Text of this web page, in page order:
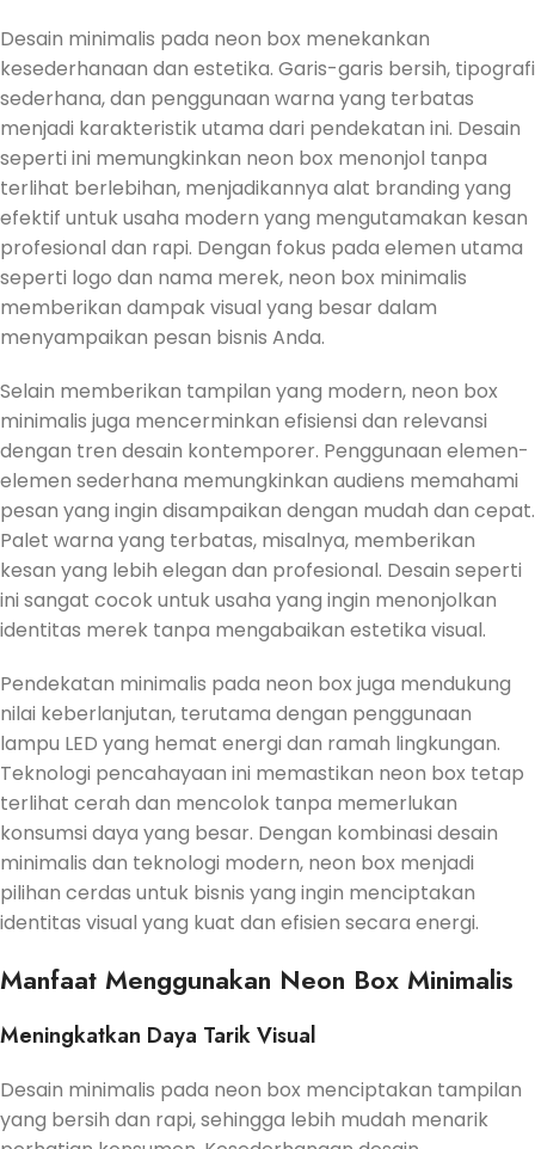
Desain minimalis pada neon box menekankan
kesederhanaan dan estetika. Garis-garis bersih, tipografi
sederhana, dan penggunaan warna yang terbatas
menjadi karakteristik utama dari pendekatan ini. Desain
seperti ini memungkinkan neon box menonjol tanpa
terlihat berlebihan, menjadikannya alat branding yang
efektif untuk usaha modern yang mengutamakan kesan
profesional dan rapi. Dengan fokus pada elemen utama
seperti logo dan nama merek, neon box minimalis
memberikan dampak visual yang besar dalam
menyampaikan pesan bisnis Anda.
Selain memberikan tampilan yang modern, neon box
minimalis juga mencerminkan efisiensi dan relevansi
dengan tren desain kontemporer. Penggunaan elemen-
elemen sederhana memungkinkan audiens memahami
pesan yang ingin disampaikan dengan mudah dan cepat.
Palet warna yang terbatas, misalnya, memberikan
kesan yang lebih elegan dan profesional. Desain seperti
ini sangat cocok untuk usaha yang ingin menonjolkan
identitas merek tanpa mengabaikan estetika visual.
Pendekatan minimalis pada neon box juga mendukung
nilai keberlanjutan, terutama dengan penggunaan
lampu LED yang hemat energi dan ramah lingkungan.
Teknologi pencahayaan ini memastikan neon box tetap
terlihat cerah dan mencolok tanpa memerlukan
konsumsi daya yang besar. Dengan kombinasi desain
minimalis dan teknologi modern, neon box menjadi
pilihan cerdas untuk bisnis yang ingin menciptakan
identitas visual yang kuat dan efisien secara energi.
Manfaat Menggunakan Neon Box Minimalis
Meningkatkan Daya Tarik Visual
Desain minimalis pada neon box menciptakan tampilan
yang bersih dan rapi, sehingga lebih mudah menarik